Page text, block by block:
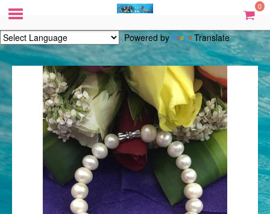
0
Powered by Translate